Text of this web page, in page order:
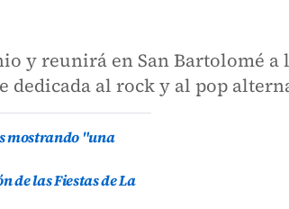
y reunirá en San Bartolomé a
dedicada al rock y al pop
mostrando "una
de las Fiestas de La